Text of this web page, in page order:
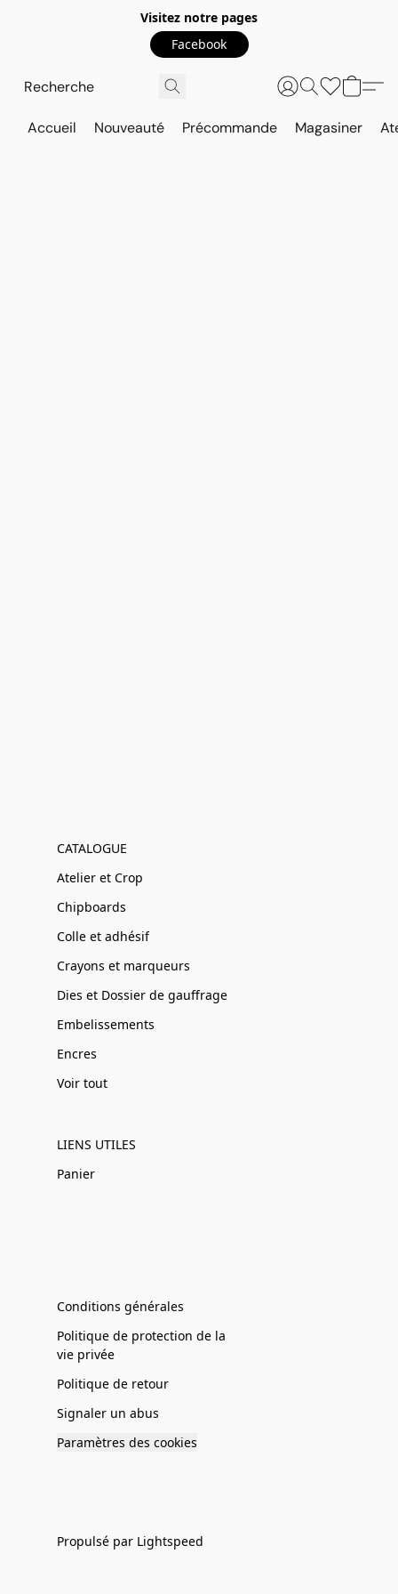
Visitez notre pages
Facebook
Accueil Nouveauté Précommande Magasiner
CATALOGUE
Atelier et Crop
Chipboards
Colle et adhésif
Crayons et marqueurs
Dies et Dossier de gauffrage
Embelissements
Encres
Voir tout
LIENS UTILES
Panier
Conditions générales
Politique de protection de la
vie privée
Politique de retour
Signaler un abus
Paramètres des cookies
Propulsé par Lightspeed